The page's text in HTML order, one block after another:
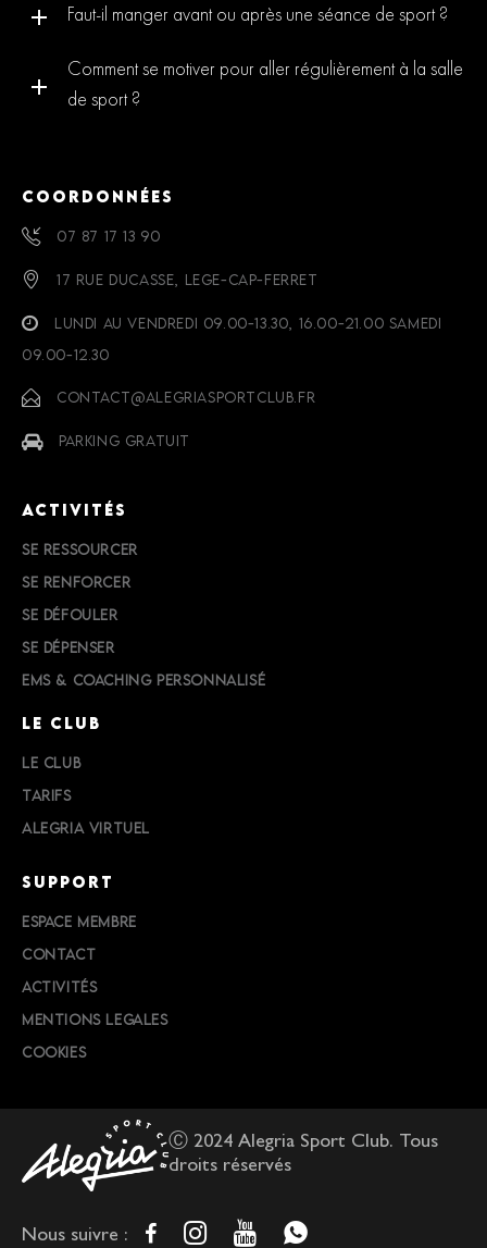
Faut-il manger avant ou après une séance de sport ?
Comment se motiver pour aller régulièrement à la salle
de sport ?
COORDONNÉES
07 87 17 13 90
17 RUE DUCASSE, LEGE-CAP-FERRET
LUNDI AU VENDREDI 09.00-13.30, 16.00-21.00 SAMEDI
09.00-12.30
CONTACT@ALEGRIASPORTCLUB.FR
PARKING GRATUIT
ACTIVITÉS
SE RESSOURCER
SE RENFORCER
SE DÉFOULER
SE DÉPENSER
EMS & COACHING PERSONNALISÉ
LE CLUB
LE CLUB
TARIFS
ALEGRIA VIRTUEL
SUPPORT
ESPACE MEMBRE
CONTACT
ACTIVITÉS
MENTIONS LEGALES
COOKIES
Ⓒ 2024 Alegria Sport Club. Tous
droits réservés
Nous suivre :